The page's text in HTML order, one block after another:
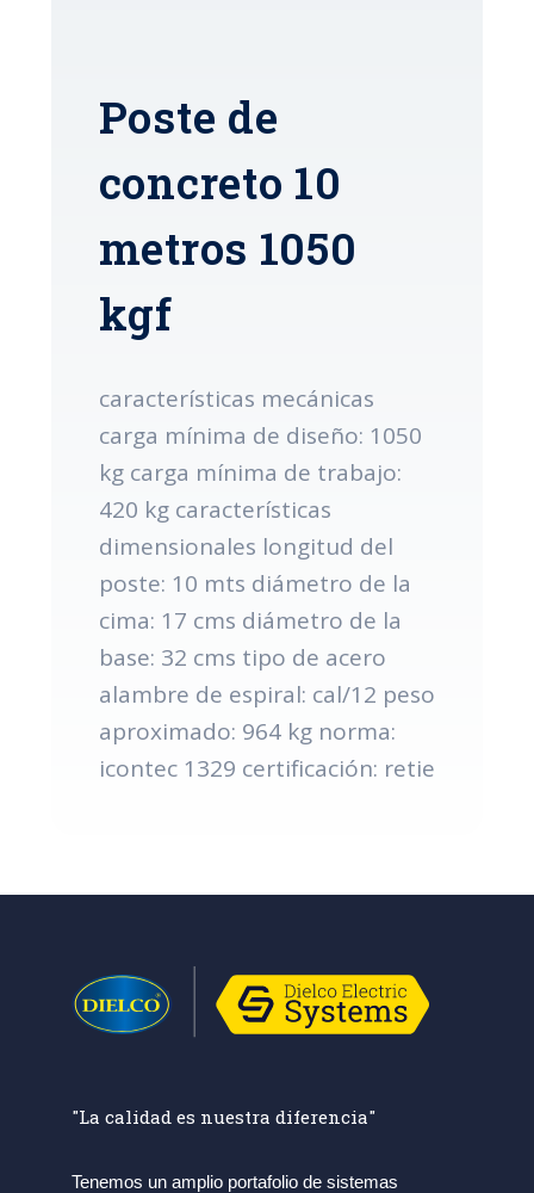
Poste de
concreto 10
metros 1050
kgf
características mecánicas
carga mínima de diseño: 1050
kg carga mínima de trabajo:
420 kg características
dimensionales longitud del
poste: 10 mts diámetro de la
cima: 17 cms diámetro de la
base: 32 cms tipo de acero
alambre de espiral: cal/12 peso
aproximado: 964 kg norma:
icontec 1329 certificación: retie
"La calidad es nuestra diferencia"
Tenemos un amplio portafolio de sistemas